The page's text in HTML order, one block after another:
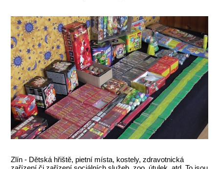
Zlín - Dětská hřiště, pietní místa, kostely, zdravotnická